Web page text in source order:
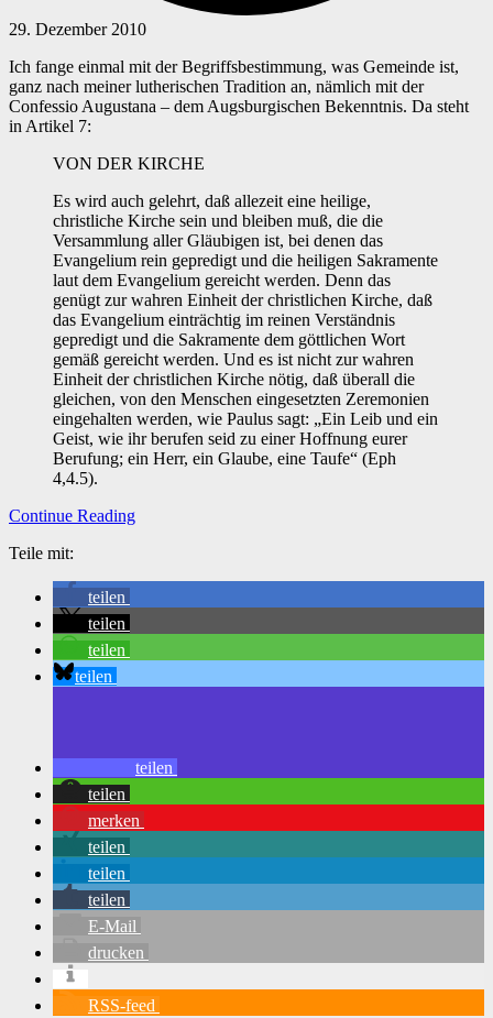
29. Dezember 2010
Ich fange einmal mit der Begriffsbestimmung, was Gemeinde ist,
ganz nach meiner lutherischen Tradition an, nämlich mit der
Confessio Augustana – dem Augsburgischen Bekenntnis. Da steht
in Artikel 7:
VON DER KIRCHE
Es wird auch gelehrt, daß allezeit eine heilige,
christliche Kirche sein und bleiben muß, die die
Versammlung aller Gläubigen ist, bei denen das
Evangelium rein gepredigt und die heiligen Sakramente
laut dem Evangelium gereicht werden. Denn das
genügt zur wahren Einheit der christlichen Kirche, daß
das Evangelium einträchtig im reinen Verständnis
gepredigt und die Sakramente dem göttlichen Wort
gemäß gereicht werden. Und es ist nicht zur wahren
Einheit der christlichen Kirche nötig, daß überall die
gleichen, von den Menschen eingesetzten Zeremonien
eingehalten werden, wie Paulus sagt: „Ein Leib und ein
Geist, wie ihr berufen seid zu einer Hoffnung eurer
Berufung; ein Herr, ein Glaube, eine Taufe“ (Eph
4,4.5).
Continue Reading
Teile mit:
teilen
teilen
teilen
teilen
teilen
teilen
merken
teilen
teilen
teilen
E-Mail
drucken
RSS-feed